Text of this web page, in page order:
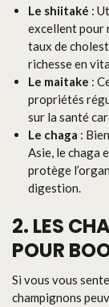
Le shiitaké :
excellent pour
taux de
richesse en
Le maitake :
propriétés
sur la santé
Le chaga :
Asie, le chaga
protège
digestion.
2. LES
POUR
Si vous vous
champignons